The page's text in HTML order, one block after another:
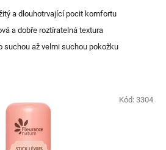
a dlouhotrvající pocit komfortu
a dobře roztíratelná textura
suchou až velmi suchou pokožku
Kód: 3304